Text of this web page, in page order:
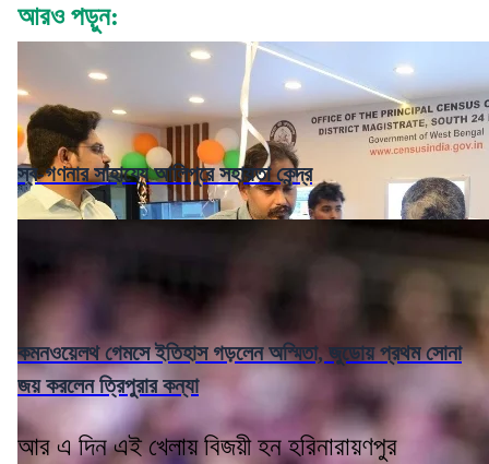
আরও পড়ুন:
স্ব-গণনার সাহায্যে আলিপুরে সহায়তা কেন্দ্র
কমনওয়েলথ গেমসে ইতিহাস গড়লেন অস্মিতা, জুডোয় প্রথম সোনা
জয় করলেন ত্রিপুরার কন্যা
আর এ দিন এই খেলায় বিজয়ী হন হরিনারায়ণপুর